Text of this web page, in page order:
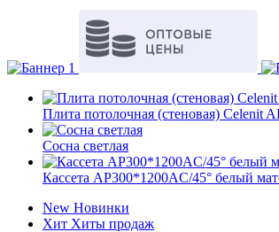
Плита потолочная (стеновая) Celenit
Сосна светлая
Кассета AP300*1200AC/45° белый
New Новинки
Хит Хиты продаж